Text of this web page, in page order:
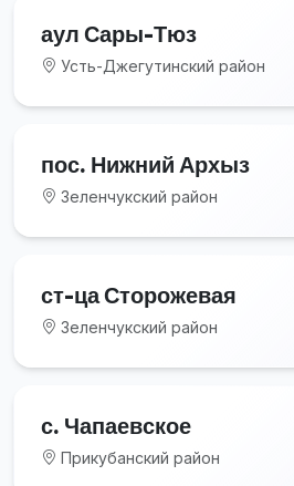
аул Сары-Тюз
Усть-Джегутинский район
пос. Нижний Архыз
Зеленчукский район
ст-ца Сторожевая
Зеленчукский район
с. Чапаевское
Прикубанский район